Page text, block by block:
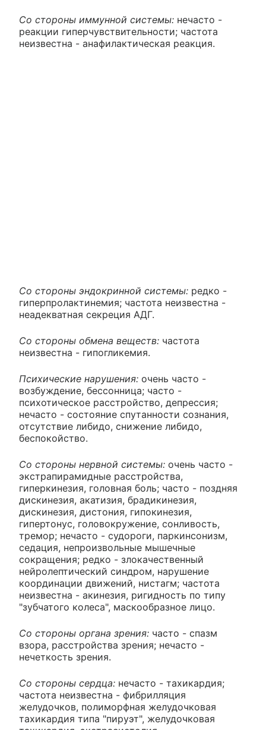
Со стороны иммунной системы: нечасто -
реакции гиперчувствительности; частота
неизвестна - анафилактическая реакция.
Со стороны эндокринной системы: редко -
гиперпролактинемия; частота неизвестна -
неадекватная секреция АДГ.
Со стороны обмена веществ: частота
неизвестна - гипогликемия.
Психические нарушения: очень часто -
возбуждение, бессонница; часто -
психотическое расстройство, депрессия;
нечасто - состояние спутанности сознания,
отсутствие либидо, снижение либидо,
беспокойство.
Со стороны нервной системы: очень часто -
экстрапирамидные расстройства,
гиперкинезия, головная боль; часто - поздняя
дискинезия, акатизия, брадикинезия,
дискинезия, дистония, гипокинезия,
гипертонус, головокружение, сонливость,
тремор; нечасто - судороги, паркинсонизм,
седация, непроизвольные мышечные
сокращения; редко - злокачественный
нейролептический синдром, нарушение
координации движений, нистагм; частота
неизвестна - акинезия, ригидность по типу
"зубчатого колеса", маскообразное лицо.
Со стороны органа зрения: часто - спазм
взора, расстройства зрения; нечасто -
нечеткость зрения.
Со стороны сердца: нечасто - тахикардия;
частота неизвестна - фибрилляция
желудочков, полиморфная желудочковая
тахикардия типа "пируэт", желудочковая